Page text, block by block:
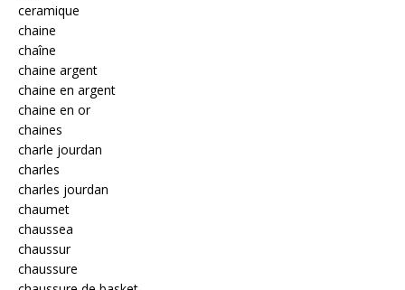
ceramique
chaine
chaîne
chaine argent
chaine en argent
chaine en or
chaines
charle jourdan
charles
charles jourdan
chaumet
chaussea
chaussur
chaussure